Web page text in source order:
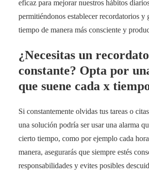
eficaz para mejorar nuestros hábitos
permitiéndonos establecer recordatorios y
tiempo de manera más consciente y
¿Necesitas un
constante? Opta por
que suene cada x
Si constantemente olvidas tus tareas o
una solución podría ser usar una alarma
cierto tiempo, como por ejemplo cada
manera, asegurarás que siempre estés
responsabilidades y evites posibles